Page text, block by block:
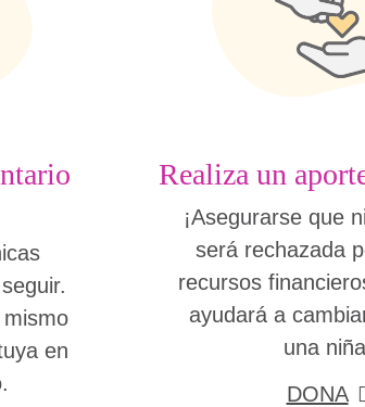
en
Realiza un
¡Asegurarse que
será rechazada
recursos
ayudará a
una
DONA